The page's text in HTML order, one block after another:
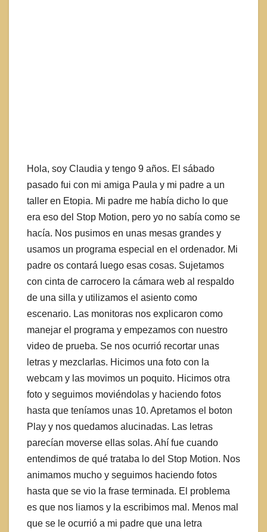
Hola, soy Claudia y tengo 9 años. El sábado
pasado fui con mi amiga Paula y mi padre a un
taller en Etopia. Mi padre me había dicho lo que
era eso del Stop Motion, pero yo no sabía como se
hacía. Nos pusimos en unas mesas grandes y
usamos un programa especial en el ordenador. Mi
padre os contará luego esas cosas. Sujetamos
con cinta de carrocero la cámara web al respaldo
de una silla y utilizamos el asiento como
escenario. Las monitoras nos explicaron como
manejar el programa y empezamos con nuestro
video de prueba. Se nos ocurrió recortar unas
letras y mezclarlas. Hicimos una foto con la
webcam y las movimos un poquito. Hicimos otra
foto y seguimos moviéndolas y haciendo fotos
hasta que teníamos unas 10. Apretamos el boton
Play y nos quedamos alucinadas. Las letras
parecían moverse ellas solas. Ahí fue cuando
entendimos de qué trataba lo del Stop Motion. Nos
animamos mucho y seguimos haciendo fotos
hasta que se vio la frase terminada. El problema
es que nos liamos y la escribimos mal. Menos mal
que se le ocurrió a mi padre que una letra